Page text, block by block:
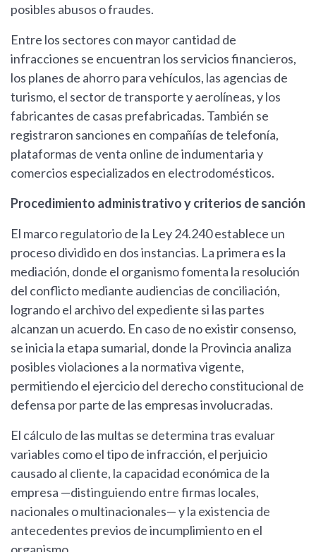
posibles abusos o fraudes.
Entre los sectores con mayor cantidad de
infracciones se encuentran los servicios financieros,
los planes de ahorro para vehículos, las agencias de
turismo, el sector de transporte y aerolíneas, y los
fabricantes de casas prefabricadas. También se
registraron sanciones en compañías de telefonía,
plataformas de venta online de indumentaria y
comercios especializados en electrodomésticos.
Procedimiento administrativo y criterios de sanción
El marco regulatorio de la Ley 24.240 establece un
proceso dividido en dos instancias. La primera es la
mediación, donde el organismo fomenta la resolución
del conflicto mediante audiencias de conciliación,
logrando el archivo del expediente si las partes
alcanzan un acuerdo. En caso de no existir consenso,
se inicia la etapa sumarial, donde la Provincia analiza
posibles violaciones a la normativa vigente,
permitiendo el ejercicio del derecho constitucional de
defensa por parte de las empresas involucradas.
El cálculo de las multas se determina tras evaluar
variables como el tipo de infracción, el perjuicio
causado al cliente, la capacidad económica de la
empresa —distinguiendo entre firmas locales,
nacionales o multinacionales— y la existencia de
antecedentes previos de incumplimiento en el